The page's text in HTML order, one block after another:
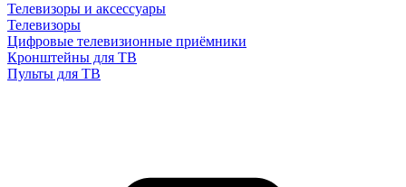
Телевизоры и аксессуары
Телевизоры
Цифровые телевизионные приёмники
Кронштейны для ТВ
Пульты для ТВ